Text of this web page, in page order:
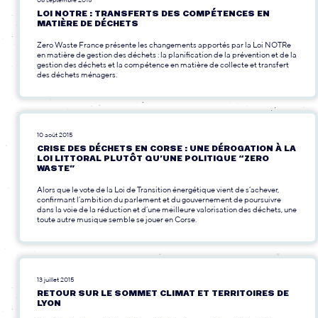
LOI NOTRE : TRANSFERTS DES COMPÉTENCES EN
MATIÈRE DE DÉCHETS
Zero Waste France présente les changements apportés par la Loi NOTRe
en matière de gestion des déchets : la planification de la prévention et de la
gestion des déchets et la compétence en matière de collecte et transfert
des déchets ménagers.
10 août 2015
CRISE DES DÉCHETS EN CORSE : UNE DÉROGATION À LA
LOI LITTORAL PLUTÔT QU’UNE POLITIQUE “ZERO
WASTE”
Alors que le vote de la Loi de Transition énergétique vient de s’achever,
confirmant l’ambition du parlement et du gouvernement de poursuivre
dans la voie de la réduction et d’une meilleure valorisation des déchets, une
toute autre musique semble se jouer en Corse.
13 juillet 2015
RETOUR SUR LE SOMMET CLIMAT ET TERRITOIRES DE
LYON